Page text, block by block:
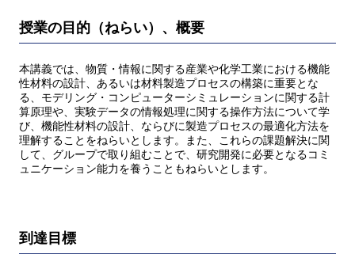
授業の目的（ねらい）、概要
本講義では、物質・情報に関する産業や化学工業における機能
性材料の設計、あるいは材料製造プロセスの構築に重要とな
る、モデリング・コンピューターシミュレーションに関する計
算原理や、実験データの情報処理に関する操作方法について学
び、機能性材料の設計、ならびに製造プロセスの最適化方法を
理解することをねらいとします。また、これらの課題解決に関
して、グループで取り組むことで、研究開発に必要となるコミ
ュニケーション能力を養うこともねらいとします。
到達目標